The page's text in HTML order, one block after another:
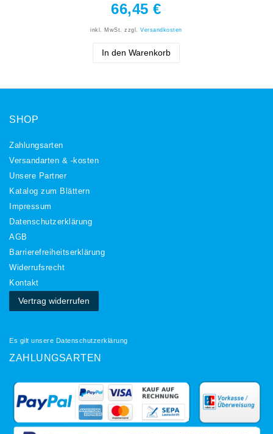
66,45 €
inkl. MwSt. zzgl.Versandkosten
In den Warenkorb
SHOP
Zahlungsarten
Versandarten & -kosten
Unsere Partner
Katalog zum Blättern
Impressum
Daten­schutz­erklärung
AGB
Barrierefreiheitserklärung
Widerrufs­recht
Kontakt
Vertrag widerrufen
Es gilt unsere Datenschutzerklärung
ZAHLUNGSARTEN